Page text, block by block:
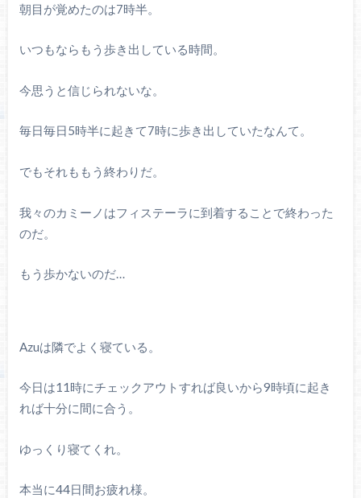
朝目が覚めたのは7時半。
いつもならもう歩き出している時間。
今思うと信じられないな。
毎日毎日5時半に起きて7時に歩き出していたなんて。
でもそれももう終わりだ。
我々のカミーノはフィステーラに到着することで終わった
のだ。
もう歩かないのだ…
Azuは隣でよく寝ている。
今日は11時にチェックアウトすれば良いから9時頃に起き
れば十分に間に合う。
ゆっくり寝てくれ。
本当に44日間お疲れ様。